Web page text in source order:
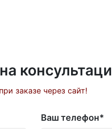
заказе через сайт!
Ваш телефон*